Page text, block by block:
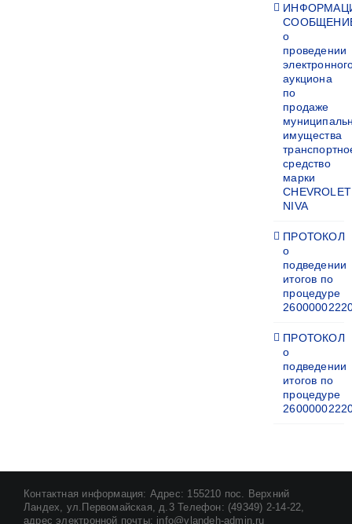
о
проведении
аукциона
по
продаже
имущества
средство
марки
CHEVROLET
NIVA
ПРОТОКОЛ
о
подведении
итогов по
процедуре
ПРОТОКОЛ
о
подведении
итогов по
процедуре
Контактная информация: Адрес: 155210 пос. Верхний
Ландех, ул.Первомайская, д.3 Телефон: (49349) 2-14-22,
адрес электронной почты: info@vlandeh-admin.ru